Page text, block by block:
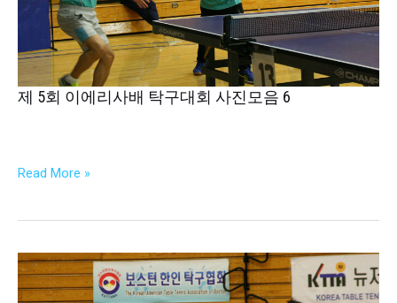
제 5회 이에리사배 탁구대회 사진모음 6
배
탁
대
회
음
Read More »
제
5